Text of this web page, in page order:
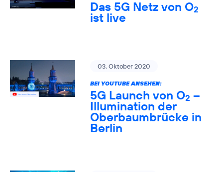
Das 5G Netz von O2
ist live
03. Oktober 2020
BEI YOUTUBE ANSEHEN:
5G Launch von O2 –
Illumination der
Oberbaumbrücke in
Berlin